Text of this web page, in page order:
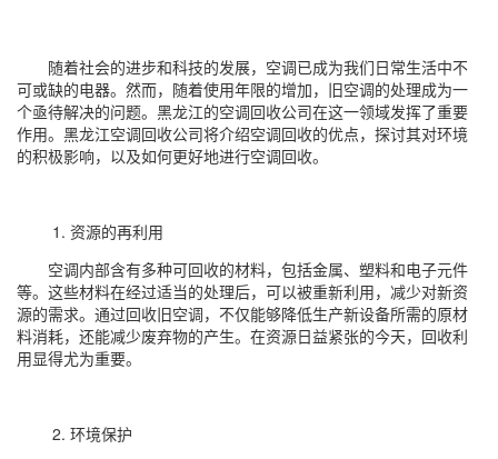
随着社会的进步和科技的发展，空调已成为我们日常生活中不
可或缺的电器。然而，随着使用年限的增加，旧空调的处理成为一
个亟待解决的问题。黑龙江的空调回收公司在这一领域发挥了重要
作用。黑龙江空调回收公司将介绍空调回收的优点，探讨其对环境
的积极影响，以及如何更好地进行空调回收。
1. 资源的再利用
空调内部含有多种可回收的材料，包括金属、塑料和电子元件
等。这些材料在经过适当的处理后，可以被重新利用，减少对新资
源的需求。通过回收旧空调，不仅能够降低生产新设备所需的原材
料消耗，还能减少废弃物的产生。在资源日益紧张的今天，回收利
用显得尤为重要。
2. 环境保护